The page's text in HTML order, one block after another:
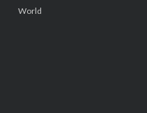
World